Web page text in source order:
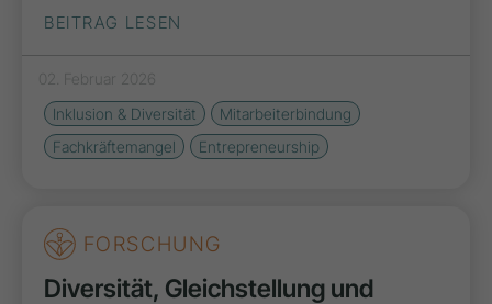
BEITRAG LESEN
02. Februar 2026
Inklusion & Diversität
Mitarbeiterbindung
Fachkräftemangel
Entrepreneurship
FORSCHUNG
Diversität, Gleichstellung und